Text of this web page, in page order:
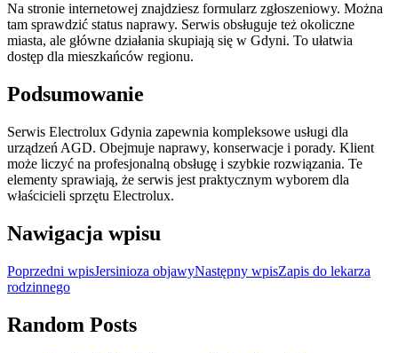
Na stronie internetowej znajdziesz formularz zgłoszeniowy. Można
tam sprawdzić status naprawy. Serwis obsługuje też okoliczne
miasta, ale główne działania skupiają się w Gdyni. To ułatwia
dostęp dla mieszkańców regionu.
Podsumowanie
Serwis Electrolux Gdynia zapewnia kompleksowe usługi dla
urządzeń AGD. Obejmuje naprawy, konserwacje i porady. Klient
może liczyć na profesjonalną obsługę i szybkie rozwiązania. Te
elementy sprawiają, że serwis jest praktycznym wyborem dla
właścicieli sprzętu Electrolux.
Nawigacja wpisu
Poprzedni wpisJersinioza objawyNastępny wpisZapis do lekarza
rodzinnego
Random Posts